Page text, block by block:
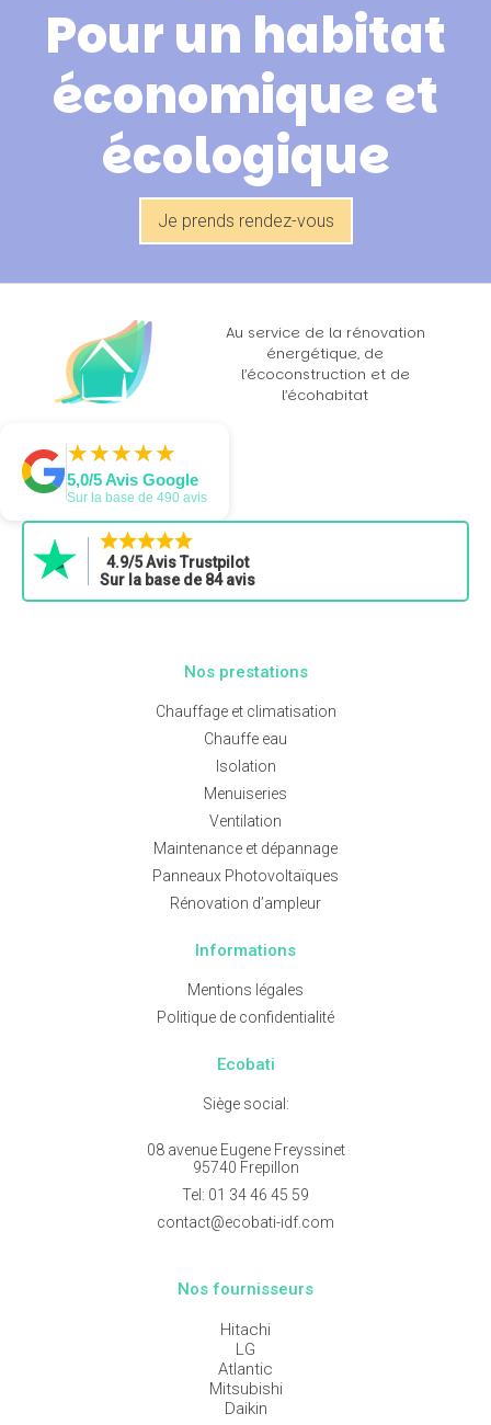
Pour un habitat
économique et
écologique
Je prends rendez-vous
Au service de la rénovation
énergétique, de
l’écoconstruction et de
l’écohabitat
★
★★
★★
★★
★★
★
5,0/5 Avis Google
Sur la base de 490 avis
4.9/5 Avis Trustpilot
Sur la base de 84 avis
Nos prestations
Chauffage et climatisation
Chauffe eau
Isolation
Menuiseries
Ventilation
Maintenance et dépannage
Panneaux Photovoltaïques
Rénovation d’ampleur
Informations
Mentions légales
Politique de confidentialité
Ecobati
Siège social:
08 avenue Eugene Freyssinet
95740 Frepillon
Tel: 01 34 46 45 59
contact@ecobati-idf.com
Nos fournisseurs
Hitachi
LG
Atlantic
Mitsubishi
Daikin